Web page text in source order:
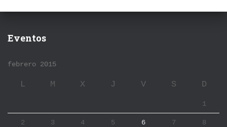
Eventos
febrero 2015
L M X J V S D
1
2 3 4 5 6 7 8